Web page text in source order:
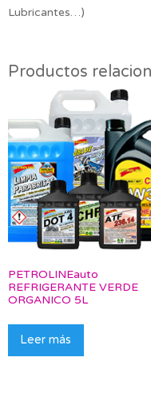
Lubricantes…)
Productos
PETROLINEauto
REFRIGERANTE VERDE
ORGANICO 5L
Leer más